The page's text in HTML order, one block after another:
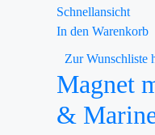
Schnellansicht
In den Warenkorb
Zur Wunschliste
Magnet
&